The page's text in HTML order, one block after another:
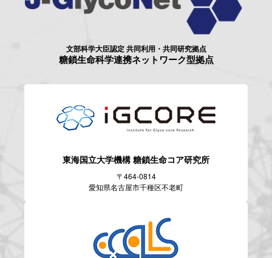
文部科学大臣認定 共同利用・共同研究拠点
糖鎖生命科学連携ネットワーク型拠点
東海国立大学機構糖鎖生命コア研究所
〒464-0814
愛知県名古屋市千種区不老町